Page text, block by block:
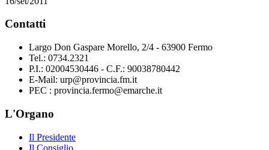
Contatti
Largo Don Gaspare Morello, 2/4 - 63900 Fermo
Tel.: 0734.2321
P.I.: 02004530446 - C.F.: 90038780442
E-Mail: urp@provincia.fm.it
PEC : provincia.fermo@emarche.it
L'Organo
Il Presidente
Il Consiglio